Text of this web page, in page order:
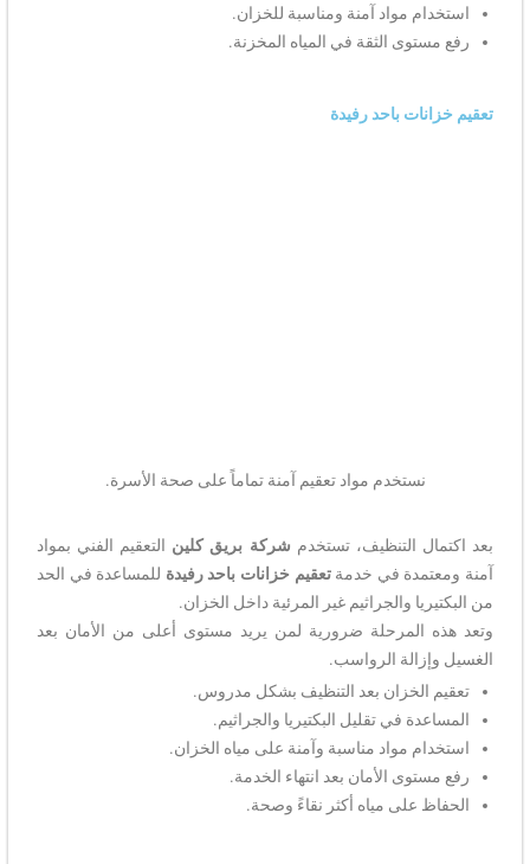
استخدام مواد آمنة ومناسبة للخزان.
رفع مستوى الثقة في المياه المخزنة.
تعقيم خزانات باحد رفيدة
نستخدم مواد تعقيم آمنة تماماً على صحة الأسرة.
بعد اكتمال التنظيف، تستخدم شركة بريق كلين التعقيم الفني بمواد
آمنة ومعتمدة في خدمةتعقيم خزانات باحد رفيدة للمساعدة في الحد
من البكتيريا والجراثيم غير المرئية داخل الخزان.
وتعد هذه المرحلة ضرورية لمن يريد مستوى أعلى من الأمان بعد
الغسيل وإزالة الرواسب.
تعقيم الخزان بعد التنظيف بشكل مدروس.
المساعدة في تقليل البكتيريا والجراثيم.
استخدام مواد مناسبة وآمنة على مياه الخزان.
رفع مستوى الأمان بعد انتهاء الخدمة.
الحفاظ على مياه أكثر نقاءً وصحة.